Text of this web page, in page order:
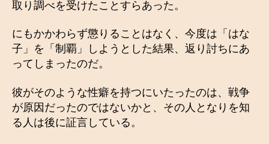
取り調べを受けたことすらあった。
にもかかわらず懲りることはなく、今度は「はな
子」を「制覇」しようとした結果、返り討ちにあ
ってしまったのだ。
彼がそのような性癖を持つにいたったのは、戦争
が原因だったのではないかと、その人となりを知
る人は後に証言している。